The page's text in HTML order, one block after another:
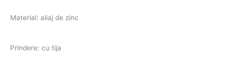
Material: aliaj de zinc
Prindere: cu tija